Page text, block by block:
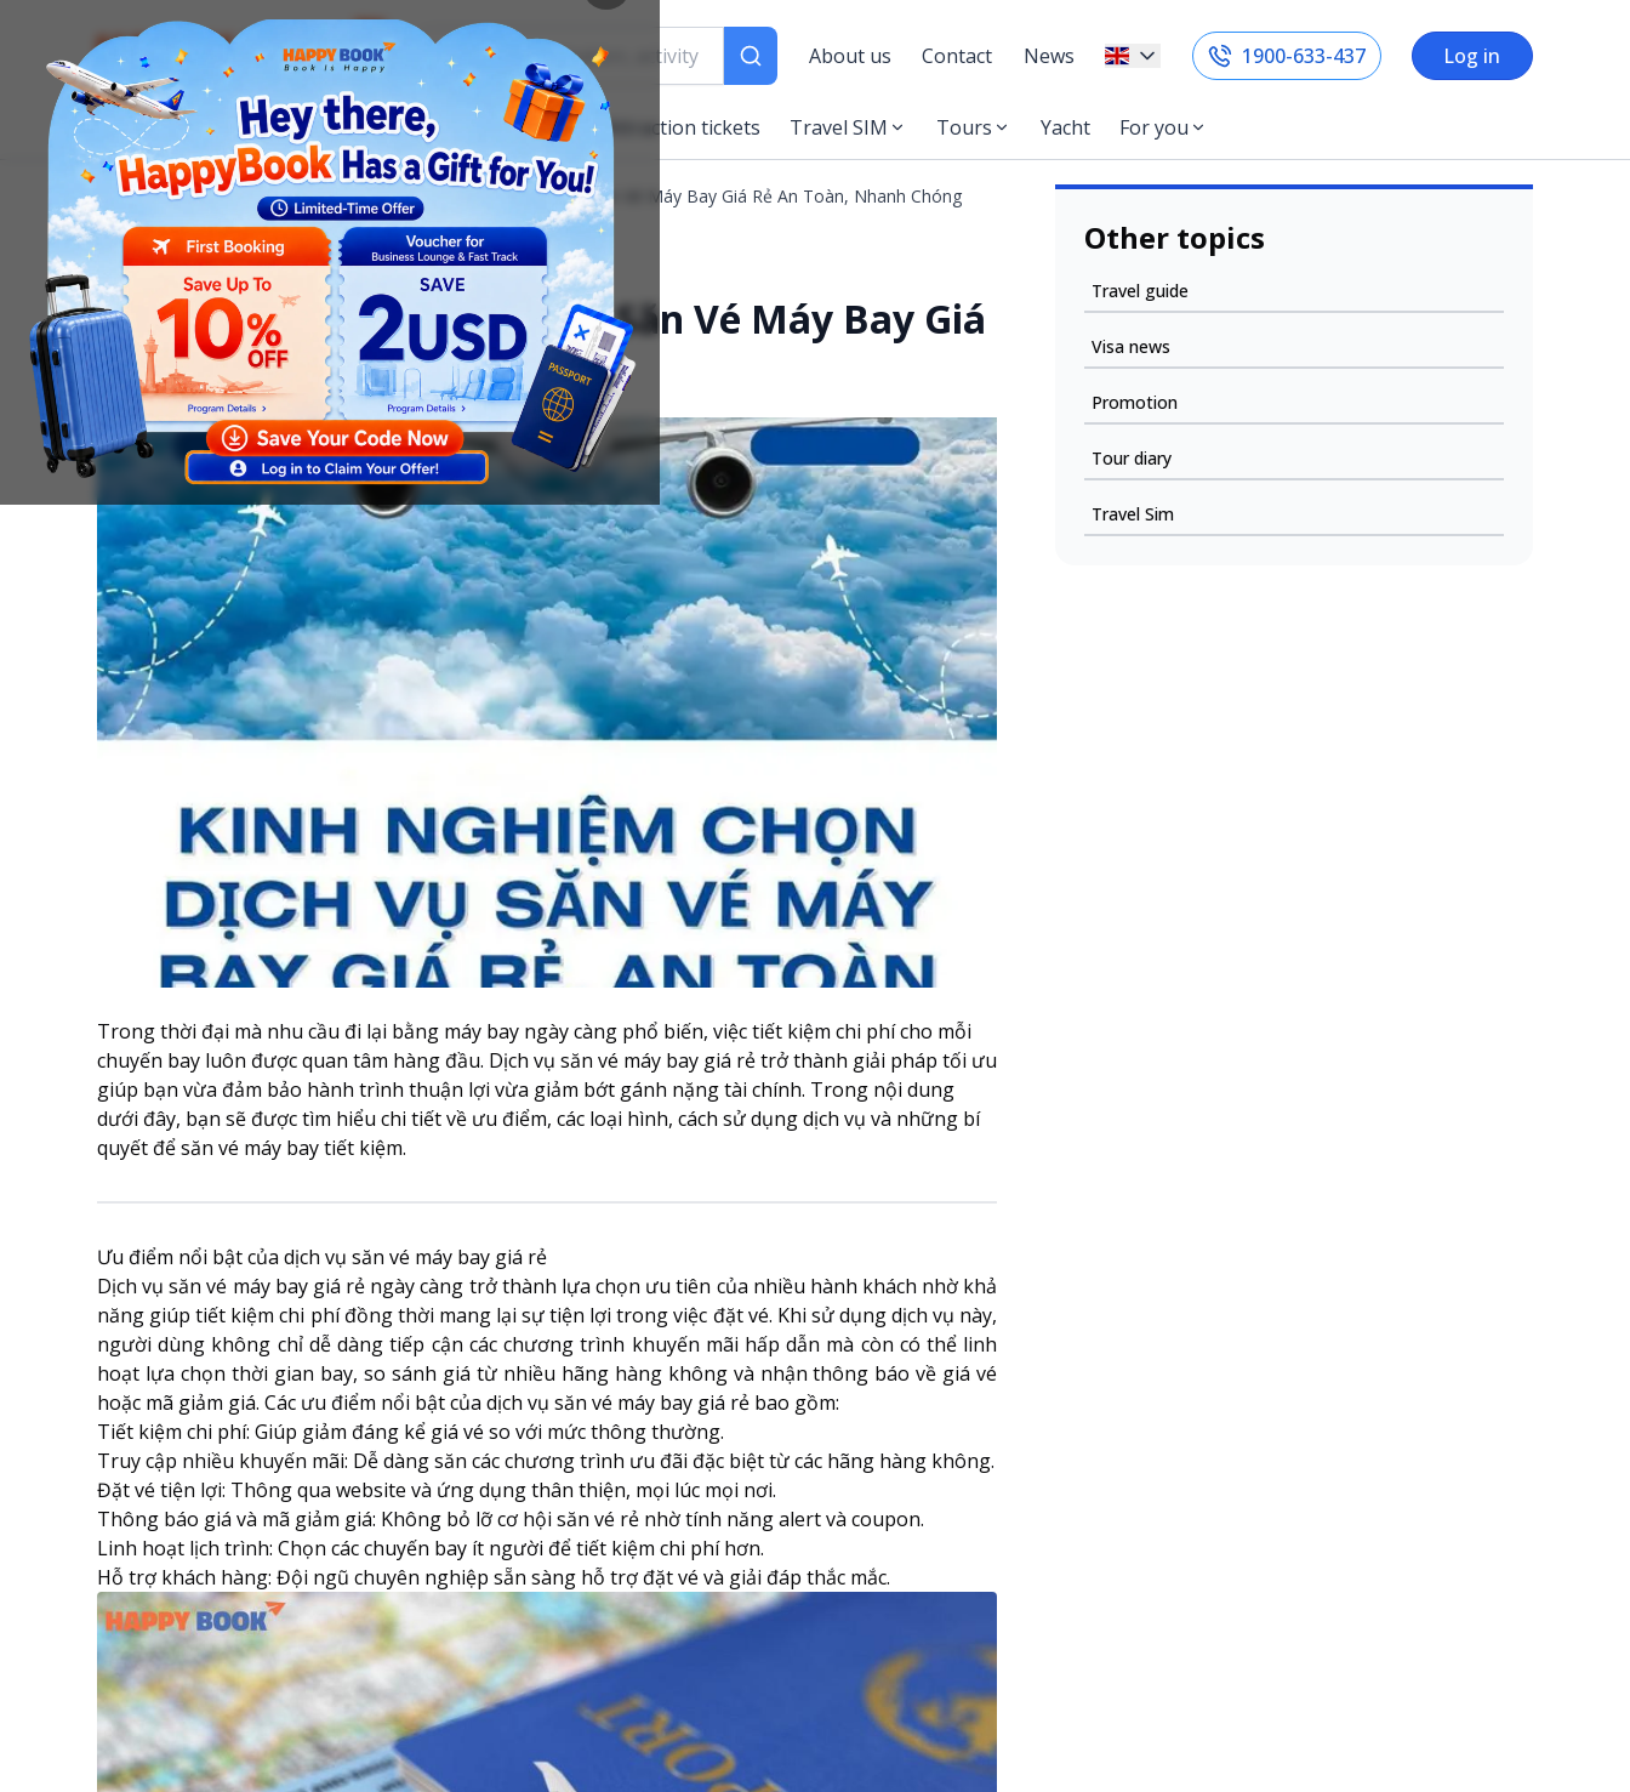
About us Contact News 1900-633-437 Log in
Airline tickets Hotel Visa Airport services Attraction tickets Travel SIM Tours Yacht For you
Homepage News Travel Trips Kinh Nghiệm Chọn Dịch Vụ Săn Vé Máy Bay Giá Rẻ An Toàn, Nhanh Chóng
Travel Trips
Kinh Nghiệm Chọn Dịch Vụ Săn Vé Máy Bay Giá
Rẻ An Toàn, Nhanh Chóng
Trong thời đại mà nhu cầu đi lại bằng máy bay ngày càng phổ biến, việc tiết kiệm chi phí cho mỗi
chuyến bay luôn được quan tâm hàng đầu. Dịch vụ săn vé máy bay giá rẻ trở thành giải pháp tối ưu
giúp bạn vừa đảm bảo hành trình thuận lợi vừa giảm bớt gánh nặng tài chính. Trong nội dung
dưới đây, bạn sẽ được tìm hiểu chi tiết về ưu điểm, các loại hình, cách sử dụng dịch vụ và những bí
quyết để săn vé máy bay tiết kiệm.
Ưu điểm nổi bật của dịch vụ săn vé máy bay giá rẻ
Dịch vụ săn vé máy bay giá rẻ ngày càng trở thành lựa chọn ưu tiên của nhiều hành khách nhờ khả
năng giúp tiết kiệm chi phí đồng thời mang lại sự tiện lợi trong việc đặt vé. Khi sử dụng dịch vụ này,
người dùng không chỉ dễ dàng tiếp cận các chương trình khuyến mãi hấp dẫn mà còn có thể linh
hoạt lựa chọn thời gian bay, so sánh giá từ nhiều hãng hàng không và nhận thông báo về giá vé
hoặc mã giảm giá. Các ưu điểm nổi bật của dịch vụ săn vé máy bay giá rẻ bao gồm:
Tiết kiệm chi phí: Giúp giảm đáng kể giá vé so với mức thông thường.
Truy cập nhiều khuyến mãi: Dễ dàng săn các chương trình ưu đãi đặc biệt từ các hãng hàng không.
Đặt vé tiện lợi: Thông qua website và ứng dụng thân thiện, mọi lúc mọi nơi.
Thông báo giá và mã giảm giá: Không bỏ lỡ cơ hội săn vé rẻ nhờ tính năng alert và coupon.
Linh hoạt lịch trình: Chọn các chuyến bay ít người để tiết kiệm chi phí hơn.
Hỗ trợ khách hàng: Đội ngũ chuyên nghiệp sẵn sàng hỗ trợ đặt vé và giải đáp thắc mắc.
Other topics
Travel guide
Visa news
Promotion
Tour diary
Travel Sim